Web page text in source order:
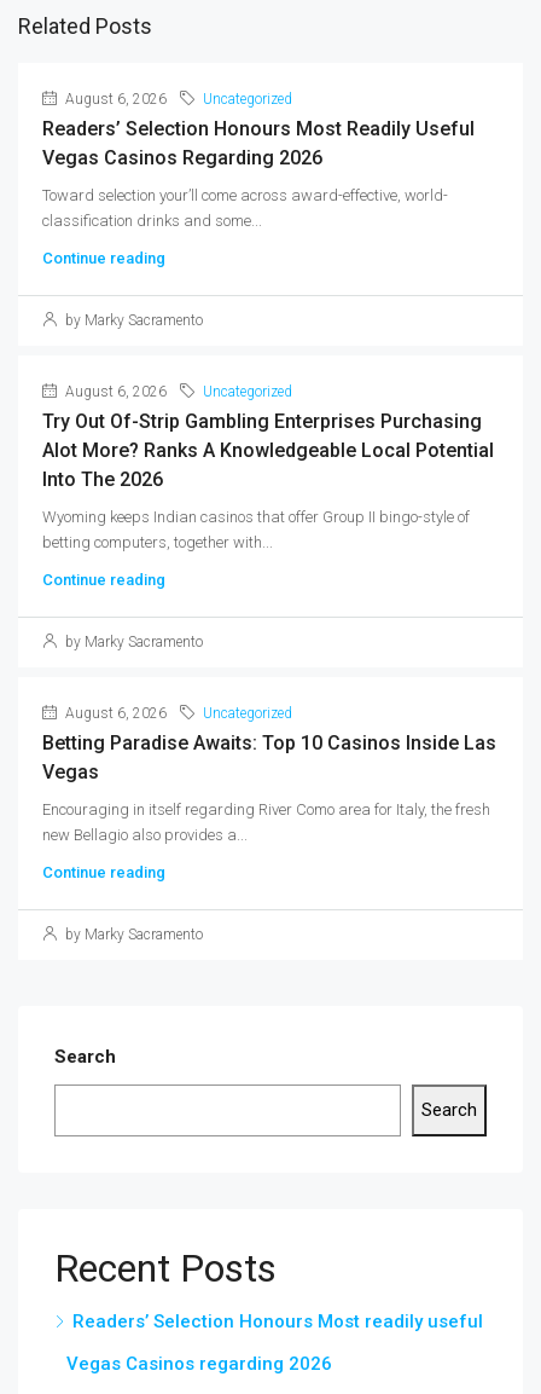
Related Posts
August 6, 2026 Uncategorized
Readers’ Selection Honours Most Readily Useful
Vegas Casinos Regarding 2026
Toward selection your’ll come across award-effective, world-
classification drinks and some...
Continue reading
by Marky Sacramento
August 6, 2026 Uncategorized
Try Out Of-Strip Gambling Enterprises Purchasing
Alot More? Ranks A Knowledgeable Local Potential
Into The 2026
Wyoming keeps Indian casinos that offer Group II bingo-style of
betting computers, together with...
Continue reading
by Marky Sacramento
August 6, 2026 Uncategorized
Betting Paradise Awaits: Top 10 Casinos Inside Las
Vegas
Encouraging in itself regarding River Como area for Italy, the fresh
new Bellagio also provides a...
Continue reading
by Marky Sacramento
Search
Search
Recent Posts
Readers’ Selection Honours Most readily useful
Vegas Casinos regarding 2026